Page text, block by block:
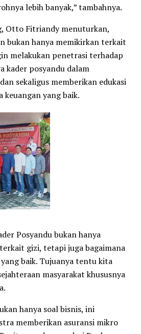
lebih banyak,” tambahnya.
Otto Fitriandy menuturkan,
bukan hanya memikirkan terkait
melakukan penetrasi terhadap
kader posyandu dalam
sekaligus memberikan edukasi
keuangan yang baik.
Posyandu bukan hanya
gizi, tetapi juga bagaimana
baik. Tujuanya tentu kita
masyarakat khususnya
hanya soal bisnis, ini
memberikan asuransi mikro